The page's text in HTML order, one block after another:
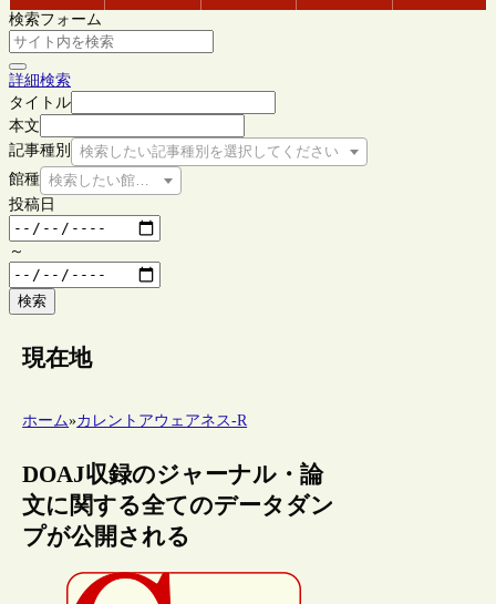
検索フォーム
詳細検索
タイトル
本文
記事種別
検索したい記事種別を選択してください
館種 検索したい館種を選択してください
投稿日
～
検索
現在地
ホーム»カレントアウェアネス-R
DOAJ収録のジャーナル・論
文に関する全てのデータダン
プが公開される